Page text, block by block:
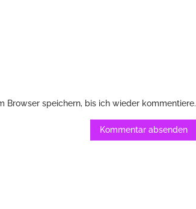
Browser speichern, bis ich wieder kommentiere.